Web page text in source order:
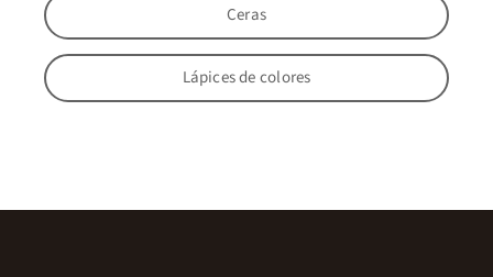
Ceras
Lápices de colores